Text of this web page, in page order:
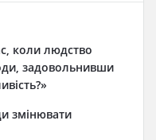
коли людство
задовольнивши
змінювати